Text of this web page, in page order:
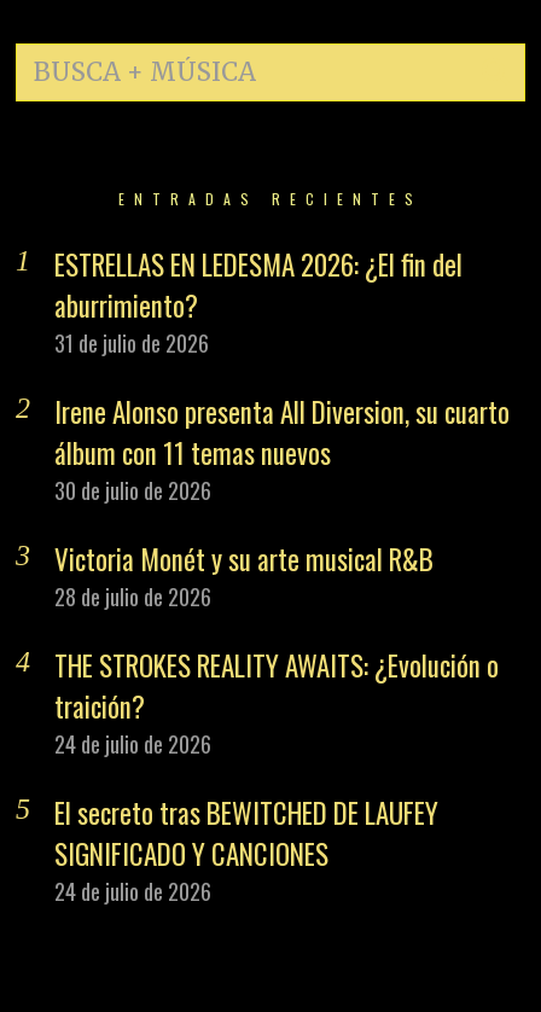
ENTRADAS RECIENTES
ESTRELLAS EN LEDESMA 2026: ¿El fin del
aburrimiento?
31 de julio de 2026
Irene Alonso presenta All Diversion, su cuarto
álbum con 11 temas nuevos
30 de julio de 2026
Victoria Monét y su arte musical R&B
28 de julio de 2026
THE STROKES REALITY AWAITS: ¿Evolución o
traición?
24 de julio de 2026
El secreto tras BEWITCHED DE LAUFEY
SIGNIFICADO Y CANCIONES
24 de julio de 2026